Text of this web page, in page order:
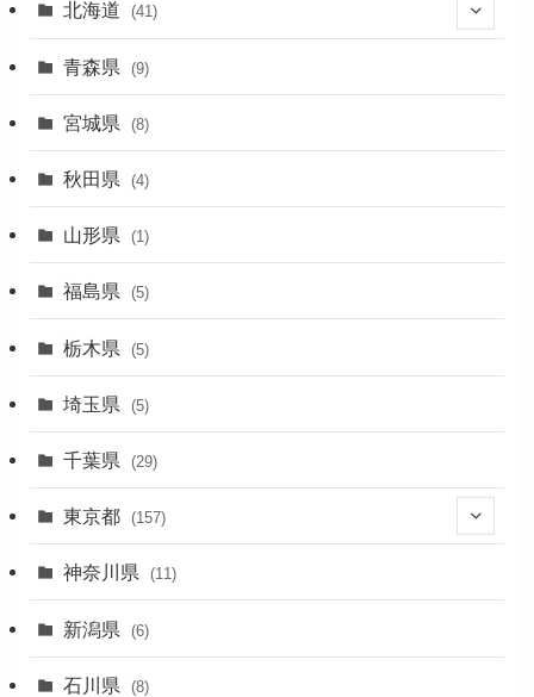
北海道 (41)
(27)
(2)
(1)
(1)
(1)
(3)
青森県 (9)
宮城県 (8)
秋田県 (4)
山形県 (1)
福島県 (5)
栃木県 (5)
埼玉県 (5)
千葉県 (29)
東京都 (157)
(36)
(11)
神奈川県 (11)
新潟県 (6)
石川県 (8)